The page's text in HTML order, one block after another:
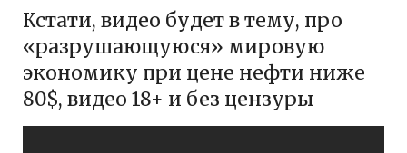
Кстати, видео будет в тему, про
«разрушающуюся» мировую
экономику при цене нефти ниже
80$, видео 18+ и без цензуры